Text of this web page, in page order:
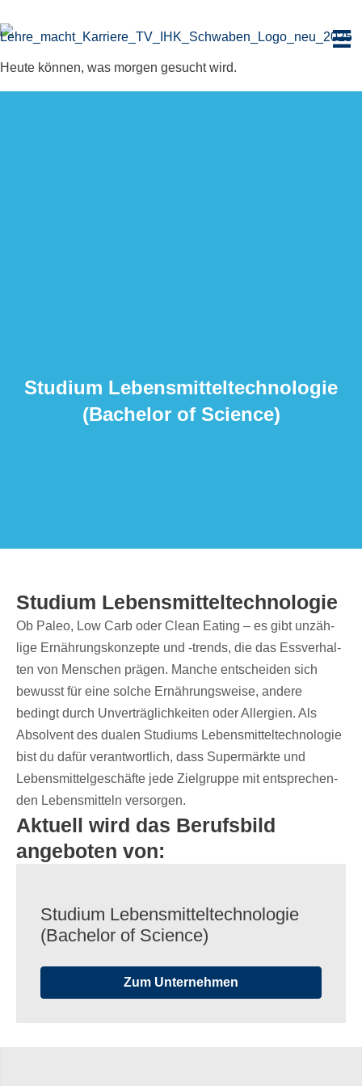
Inhalt
Heute können, was morgen gesucht wird.
Studium Lebens­mit­tel­tech­no­lo­gie
(Bache­lor of Science)
Studium Lebens­mit­tel­tech­no­lo­gie
Ob Paleo, Low Carb oder Clean Eating – es gibt unzäh­
lige Ernäh­rungs­kon­zepte und -trends, die das Essver­hal­
ten von Menschen prägen. Manche entschei­den sich
bewusst für eine solche Ernäh­rungs­weise, andere
bedingt durch Unver­träg­lich­kei­ten oder Aller­gien. Als
Absol­vent des dualen Studi­ums Lebens­mit­tel­tech­no­lo­gie
bist du dafür verant­wort­lich, dass Super­märkte und
Lebens­mit­tel­ge­schäfte jede Ziel­gruppe mit entspre­chen­
den Lebens­mit­teln versorgen.
Aktuell wird das Berufsbild
angeboten von:
Studium Lebens­mit­tel­tech­no­lo­gie
(Bache­lor of Science)
Zum Unternehmen